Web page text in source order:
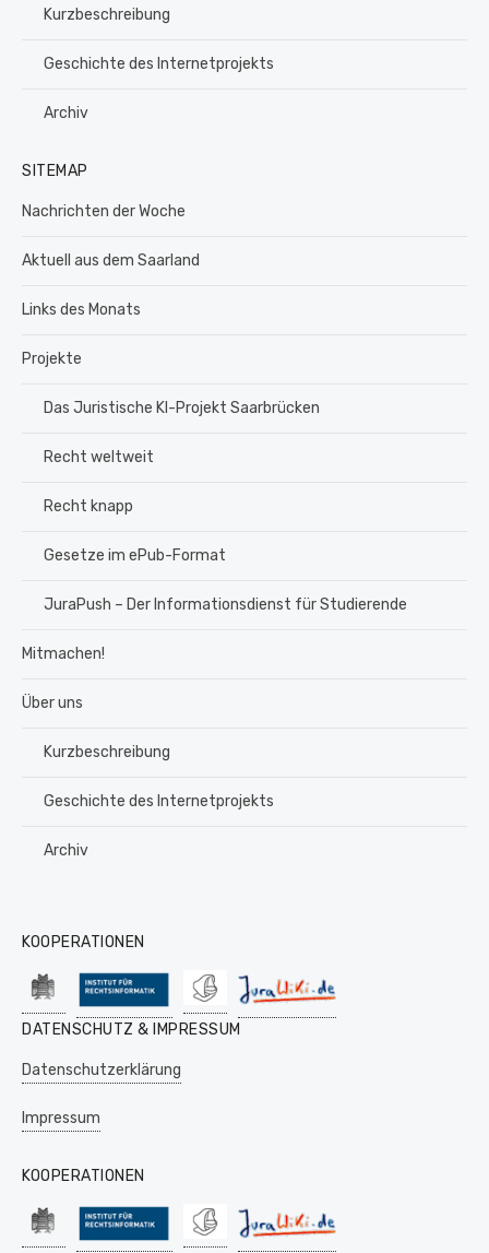
Kurzbeschreibung
Geschichte des Internetprojekts
Archiv
SITEMAP
Nachrichten der Woche
Aktuell aus dem Saarland
Links des Monats
Projekte
Das Juristische KI-Projekt Saarbrücken
Recht weltweit
Recht knapp
Gesetze im ePub-Format
JuraPush – Der Informationsdienst für Studierende
Mitmachen!
Über uns
Kurzbeschreibung
Geschichte des Internetprojekts
Archiv
KOOPERATIONEN
DATENSCHUTZ & IMPRESSUM
Datenschutzerklärung
Impressum
KOOPERATIONEN